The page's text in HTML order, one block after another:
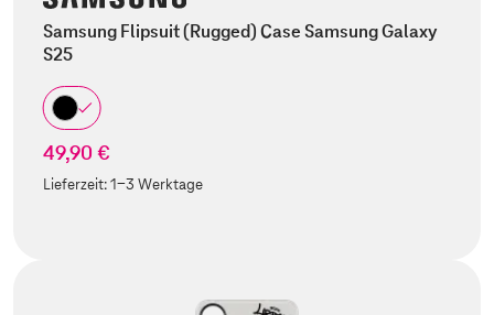
Samsung Flipsuit (Rugged) Case Samsung Galaxy
S25
49,90 €
Lieferzeit:1-3 Werktage